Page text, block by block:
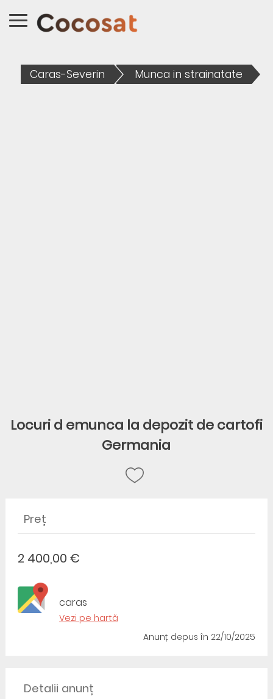
Caras-Severin Munca in strainatate
Locuri d emunca la depozit de cartofi
Germania
Preț
2 400,00 €
caras
Vezi pe hartă
Anunț depusîn 22/10/2025
Detalii anunț